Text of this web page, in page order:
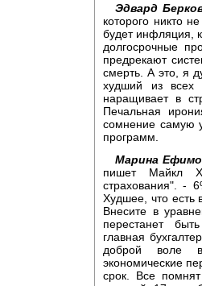
Эдвард
которого никто
будет инфляция,
долгосрочные
предрекают
смерть. А это, я
худший из всех
наращивает в
Печальная
сомнение самую
программ.
Марина
пишет Майкл
страхования". -
Худшее, что есть
Внесите в
перестанет
главная
доброй воле
экономические
срок. Все